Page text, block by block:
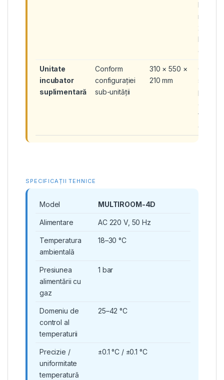
mm,
2 × cutii
Nunc®
godeuri
Unitate
incubator
suplimentară
Conform
configurației
sub-unității
310 × 550 ×
210 mm
pentru
cutii
SPECIFICAȚII TEHNICE
Model MULTIROOM-4D
Alimentare AC 220 V, 50 Hz
Temperatura
ambientală
18–30 °C
Presiunea
alimentării cu
gaz
1 bar
Domeniu de
control al
temperaturii
25–42 °C
Precizie /
uniformitate
temperatură
±0.1 °C / ±0.1 °C